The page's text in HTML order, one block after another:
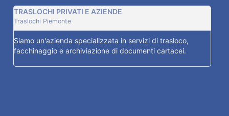
TRASLOCHI PRIVATI E AZIENDE
Traslochi Piemonte
Siamo un'azienda specializzata in servizi di trasloco,
facchinaggio e archiviazione di documenti cartacei.